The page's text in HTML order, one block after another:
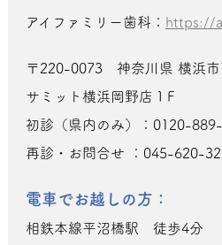
アイファミリー歯科： https://
〒220-0073 神奈川県 横浜
サミット横浜岡野店１F
初診（県内のみ）：0120-
再診・お問合せ ：045-620-
電車でお越しの方：
相鉄本線平沼橋駅 徒歩4分